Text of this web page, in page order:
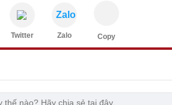
Twitter
Zalo
Zalo Copy